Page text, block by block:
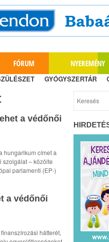
FÓRUM NYEREMÉNY
GYÓGYSZERTÁR
a védőnői
hungarikum címet a
szolgálat – közölte
parlamenti (EP-)
a védőnői
hátterét,